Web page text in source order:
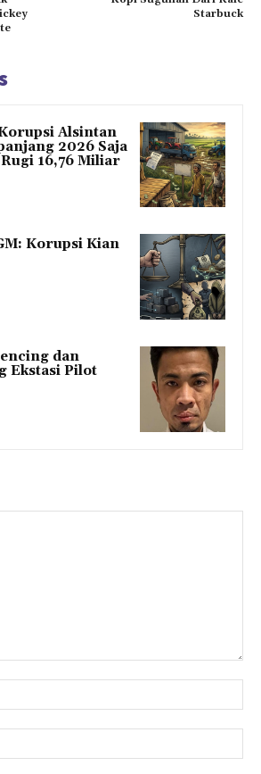
Starbuck
Alsintan
2026 Saja
16,76 Miliar
Korupsi Kian
dan
Ekstasi Pilot